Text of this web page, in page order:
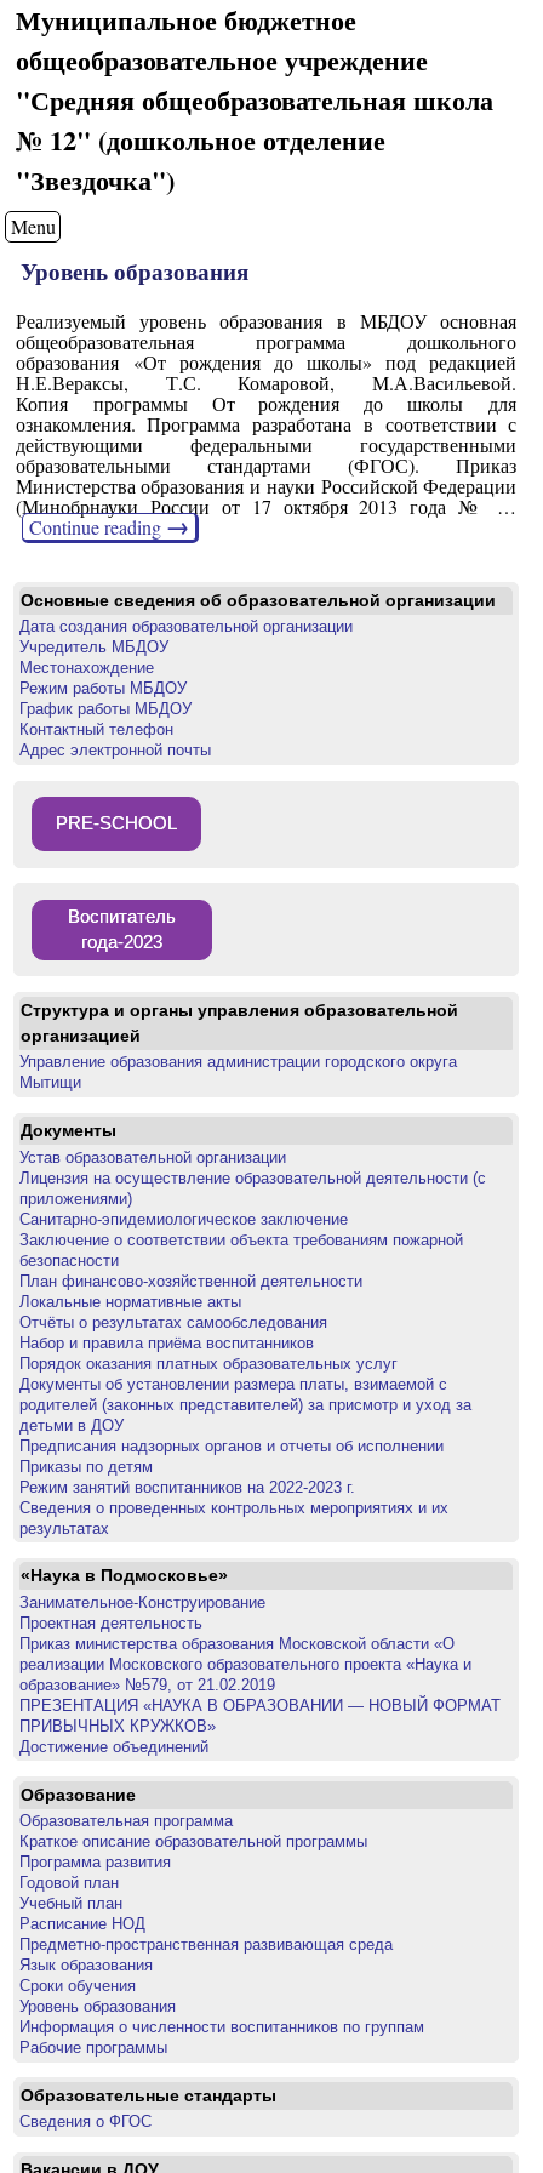
Муниципальное бюджетное
общеобразовательное учреждение
"Средняя общеобразовательная школа
№ 12" (дошкольное отделение
"Звездочка")
Menu
Уровень образования
Реализуемый уровень образования в МБДОУ основная
общеобразовательная программа дошкольного
образования «От рождения до школы» под редакцией
Н.Е.Вераксы, Т.С. Комаровой, М.А.Васильевой.
Копия программы От рождения до школы для
ознакомления. Программа разработана в соответствии с
действующими федеральными государственными
образовательными стандартами (ФГОС). Приказ
Министерства образования и науки Российской Федерации
(Минобрнауки России от 17 октября 2013 года № …
Continue reading→
Основные сведения об образовательной организации
Дата создания образовательной организации
Учредитель МБДОУ
Местонахождение
Режим работы МБДОУ
График работы МБДОУ
Контактный телефон
Адрес электронной почты
PRE-SCHOOL
Воспитатель
года-2023
Структура и органы управления образовательной
организацией
Управление образования администрации городского округа
Мытищи
Документы
Устав образовательной организации
Лицензия на осуществление образовательной деятельности (с
приложениями)
Санитарно-эпидемиологическое заключение
Заключение о соответствии объекта требованиям пожарной
безопасности
План финансово-хозяйственной деятельности
Локальные нормативные акты
Отчёты о результатах самообследования
Набор и правила приёма воспитанников
Порядок оказания платных образовательных услуг
Документы об установлении размера платы, взимаемой с
родителей (законных представителей) за присмотр и уход за
детьми в ДОУ
Предписания надзорных органов и отчеты об исполнении
Приказы по детям
Режим занятий воспитанников на 2022-2023 г.
Сведения о проведенных контрольных мероприятиях и их
результатах
«Наука в Подмосковье»
Занимательное-Конструирование
Проектная деятельность
Приказ министерства образования Московской области «О
реализации Московского образовательного проекта «Наука и
образование» №579, от 21.02.2019
ПРЕЗЕНТАЦИЯ «НАУКА В ОБРАЗОВАНИИ — НОВЫЙ ФОРМАТ
ПРИВЫЧНЫХ КРУЖКОВ»
Достижение объединений
Образование
Образовательная программа
Краткое описание образовательной программы
Программа развития
Годовой план
Учебный план
Расписание НОД
Предметно-пространственная развивающая среда
Язык образования
Сроки обучения
Уровень образования
Информация о численности воспитанников по группам
Рабочие программы
Образовательные стандарты
Сведения о ФГОС